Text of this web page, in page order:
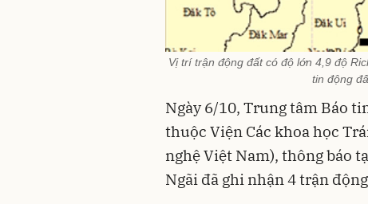
Vị trí trận động đất có độ lớn 4,9 độ
tin động
Ngày 6/10, Trung tâm Báo
thuộc Viện Các khoa học
nghệ Việt Nam), thông báo
Ngãi đã ghi nhận 4 trận